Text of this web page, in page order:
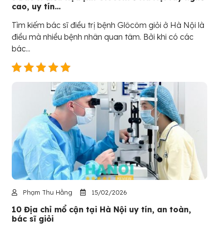
cao, uy tín...
Tìm kiếm bác sĩ điều trị bệnh Glôcôm giỏi ở Hà Nội là
điều mà nhiều bệnh nhân quan tâm. Bởi khi có các
bác...
Phạm Thu Hằng 15/02/2026
10 Địa chỉ mổ cận tại Hà Nội uy tín, an toàn,
bác sĩ giỏi